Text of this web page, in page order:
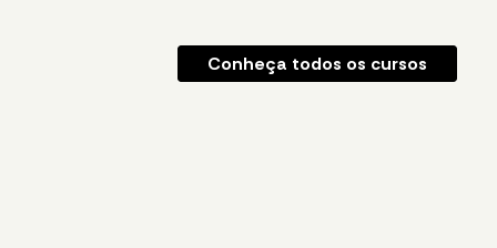
Conheça todos os cursos